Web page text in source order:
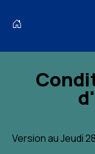
Version au Jeudi